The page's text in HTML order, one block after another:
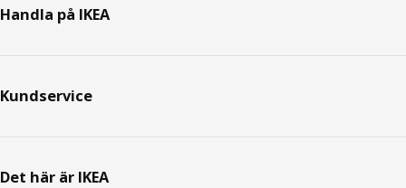
Handla på IKEA
Kundservice
Det här är IKEA